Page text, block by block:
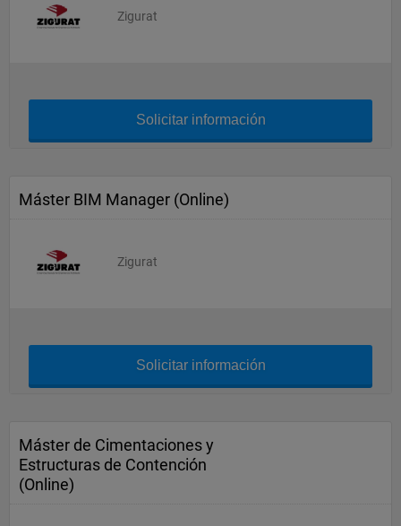
Zigurat
Solicitar información
Máster BIM Manager (Online)
Zigurat
Solicitar información
Máster de Cimentaciones y
Estructuras de Contención
(Online)